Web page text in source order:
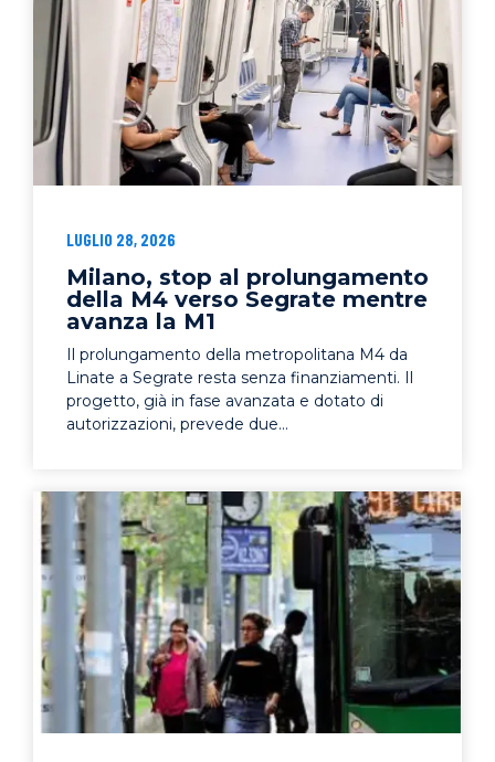
LUGLIO 28, 2026
Milano, stop al prolungamento
della M4 verso Segrate mentre
avanza la M1
Il prolungamento della metropolitana M4 da
Linate a Segrate resta senza finanziamenti. Il
progetto, già in fase avanzata e dotato di
autorizzazioni, prevede due...